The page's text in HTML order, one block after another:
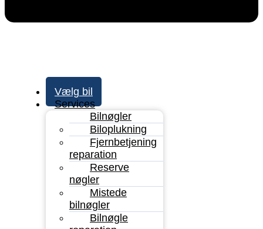
Vælg bil
Services
Bilnøgler
Biloplukning
Fjernbetjening
reparation
Reserve
nøgler
Mistede
bilnøgler
Bilnøgle